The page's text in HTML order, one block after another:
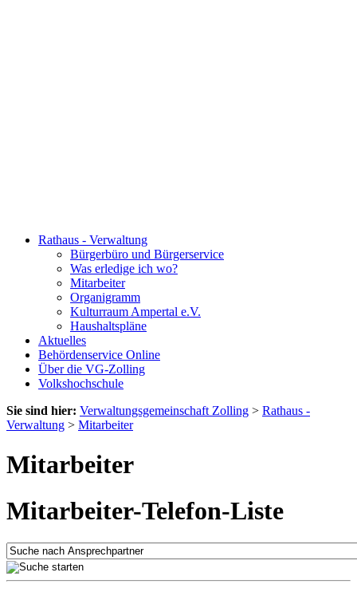
Rathaus - Verwaltung
Bürgerbüro und Bürgerservice
Was erledige ich wo?
Mitarbeiter
Organigramm
Kulturraum Ampertal e.V.
Haushaltspläne
Aktuelles
Behördenservice Online
Über die VG-Zolling
Volkshochschule
Sie sind hier: Verwaltungsgemeinschaft Zolling > Rathaus -
Verwaltung > Mitarbeiter
Mitarbeiter
Mitarbeiter-Telefon-Liste